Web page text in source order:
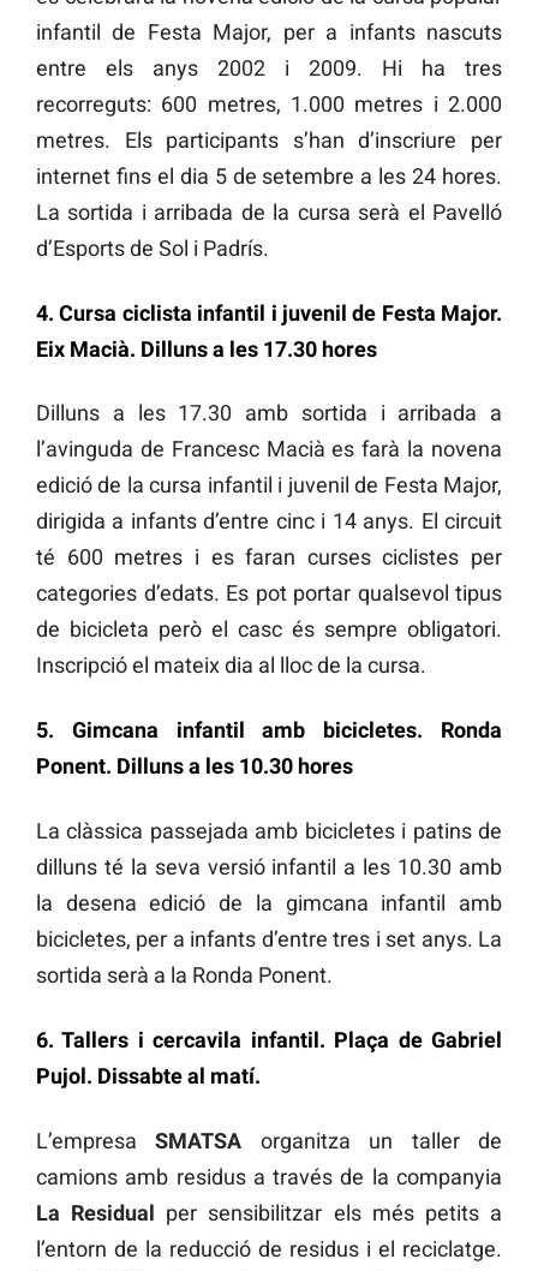
infantil de Festa Major, per a infants nascuts
entre els anys 2002 i 2009. Hi ha tres
recorreguts: 600 metres, 1.000 metres i 2.000
metres. Els participants s’han d’inscriure per
internet fins el dia 5 de setembre a les 24 hores.
La sortida i arribada de la cursa serà el Pavelló
d’Esports de Sol i Padrís.
4. Cursa ciclista infantil i juvenil de Festa Major.
Eix Macià. Dilluns a les 17.30 hores
Dilluns a les 17.30 amb sortida i arribada a
l’avinguda de Francesc Macià es farà la novena
edició de la cursa infantil i juvenil de Festa Major,
dirigida a infants d’entre cinc i 14 anys. El circuit
té 600 metres i es faran curses ciclistes per
categories d’edats. Es pot portar qualsevol tipus
de bicicleta però el casc és sempre obligatori.
Inscripció el mateix dia al lloc de la cursa.
5. Gimcana infantil amb bicicletes. Ronda
Ponent. Dilluns a les 10.30 hores
La clàssica passejada amb bicicletes i patins de
dilluns té la seva versió infantil a les 10.30 amb
la desena edició de la gimcana infantil amb
bicicletes, per a infants d’entre tres i set anys. La
sortida serà a la Ronda Ponent.
6. Tallers i cercavila infantil. Plaça de Gabriel
Pujol. Dissabte al matí.
L’empresaSMATSA organitza un taller de
camions amb residus a través de la companyia
La Residual per sensibilitzar els més petits a
l’entorn de la reducció de residus i el reciclatge.